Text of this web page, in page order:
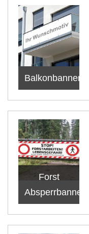
Balkonbanner
Forst
Absperrbanner